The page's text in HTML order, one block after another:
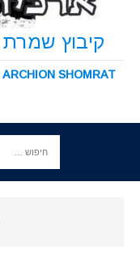
קיבוץ שמרת KIBBUTZ SHOMRAT